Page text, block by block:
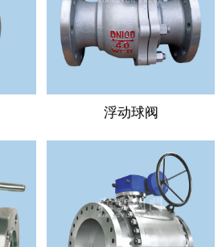
浮动球阀